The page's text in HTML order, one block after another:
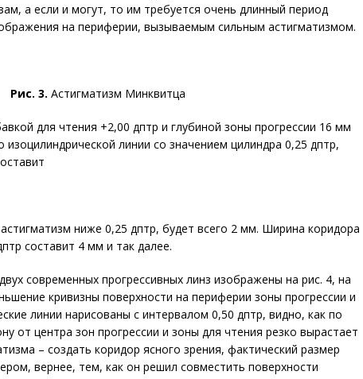
а если и могут, то им требуется очень длинный период
на периферии, вызываемым сильным астигматизмом.
Рис. 3.Астигматизм Минквитца
для чтения +2,00 дптр и глубиной зоны прогрессии 16 мм
линии со значением цилиндра 0,25 дптр,
ниже 0,25 дптр, будет всего 2 мм. Ширина коридора
составит 4 мм и так далее.
со­временных прогрессивных линз изображены на рис. 4, на
кривизны поверхности на периферии зоны прогрессии и
линии нарисованы с интервалом 0,50 дптр, видно, как по
от центра зон прогрессии и зоны для чтения резко вырастает
– создать коридор ясного зрения, фактический размер
вернее, тем, как он решил совместить поверхности